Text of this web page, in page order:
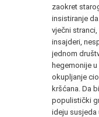
zaokret
insistiranje
vječni
insajderi,
jednom
hegemonije
okupljanje
kršćana. Da
populistički
ideju susjeda